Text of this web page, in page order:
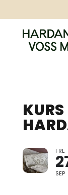
KURS
FRE
SEP